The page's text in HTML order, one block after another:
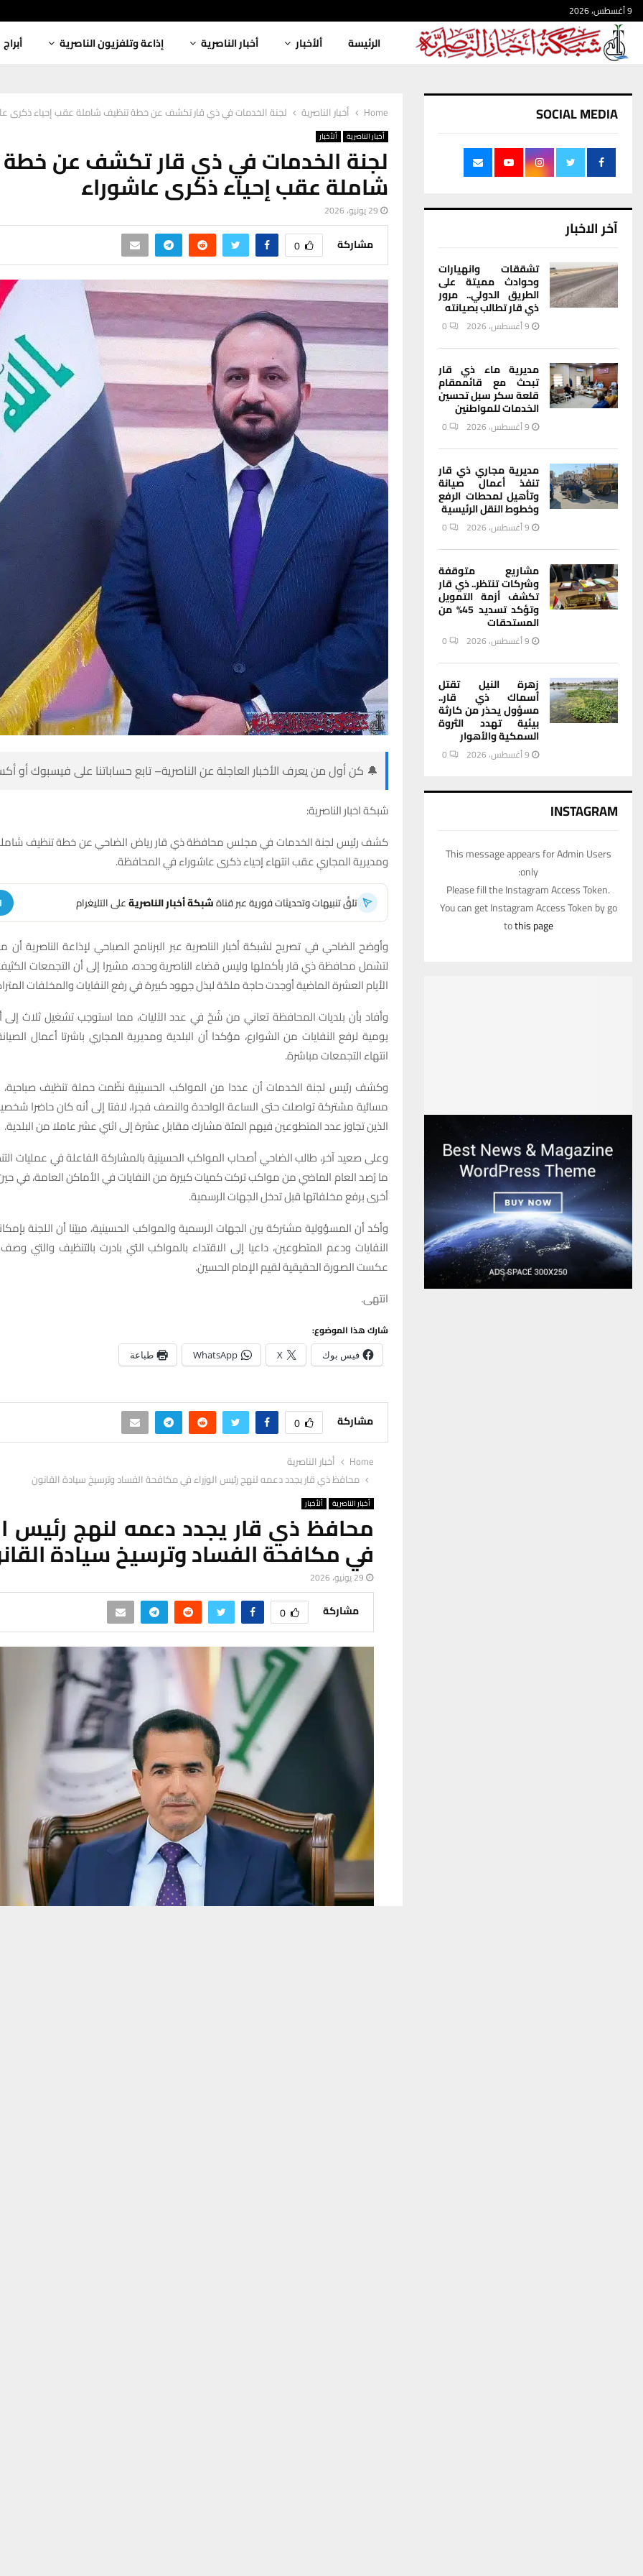
9 أغسطس، 2026
الرئيسة ألأخبار أخبار الناصرية إذاعة وتلفزيون الناصرية أبراج
Home أخبار الناصرية لجنة الخدمات في ذي قار تكشف عن خطة تنظيف شاملة عقب إحياء ذكرى
أخبار الناصرية ألأخبار
لجنة الخدمات في ذي قار تكشف عن
شاملة عقب إحياء ذكرى عاشوراء
29 يونيو، 2026
مشاركة 0
🔔 كن أول من يعرف الأخبار العاجلة عن الناصرية– تابع حساباتنا على فيسبوك أو
شبكة اخبار الناصرية:
كشف رئيس لجنة الخدمات في مجلس محافظة ذي قار رياض الضاحي عن خطة تنظيف شاملة
ومديرية المجاري عقب انتهاء إحياء ذكرى عاشوراء في المحافظة.
تلقَّ تنبيهات وتحديثات فورية عبر قناةشبكة أخبار الناصريةعلى التليغرام
وأوضح الضاحي في تصريح لشبكة أخبار الناصرية عبر البرنامج الصباحي لإذاعة الناصرية أن
لتشمل محافظة ذي قار بأكملها وليس قضاء الناصرية وحده، مشيرا إلى أن التجمعات
الأيام العشرة الماضية أوجدت حاجة ملحّة لبذل جهود كبيرة في رفع النفايات والمخلفات
وأفاد بأن بلديات المحافظة تعاني من شُحّ في عدد الآليات، مما استوجب تشغيل ثلاث
يومية لرفع النفايات من الشوارع، مؤكدا أن البلدية ومديرية المجاري باشرتا أعمال
انتهاء التجمعات مباشرة.
وكشف رئيس لجنة الخدمات أن عددا من المواكب الحسينية نظّمت حملة تنظيف
مسائية مشتركة تواصلت حتى الساعة الواحدة والنصف فجرا، لافتا إلى أنه كان حاضرا
الذين تجاوز عدد المتطوعين فيهم المئة مشارك مقابل عشرة إلى اثني عشر عاملا من البلدية.
وعلى صعيد آخر، طالب الضاحي أصحاب المواكب الحسينية بالمشاركة الفاعلة في عمليات
ما رُصد العام الماضي من مواكب تركت كميات كبيرة من النفايات في الأماكن العامة، في
أخرى برفع مخلفاتها قبل تدخل الجهات الرسمية.
وأكد أن المسؤولية مشتركة بين الجهات الرسمية والمواكب الحسينية، مبيّنا أن اللجنة
النفايات ودعم المتطوعين، داعيا إلى الاقتداء بالمواكب التي بادرت بالتنظيف والتي
عكست الصورة الحقيقية لقيم الإمام الحسين.
انتهى.
شارك هذا الموضوع:
فيس بوك X
WhatsApp طباعة
مشاركة 0
Home
أخبار الناصرية
محافظ ذي قار يجدد دعمه لنهج رئيس الوزراء في مكافحة الفساد وترسيخ سيادة القانون
أخبار الناصرية ألأخبار
محافظ ذي قار يجدد دعمه لنهج رئيس
في مكافحة الفساد وترسيخ سيادة
29 يونيو، 2026
مشاركة 0
SOCIAL MEDIA
آخر الاخبار
تشققات وانهيارات
وحوادث مميتة على
الطريق الدولي.. مرور
ذي قار تطالب بصيانته
9 أغسطس، 2026 0
مديرية ماء ذي قار
تبحث مع قائممقام
قلعة سكر سبل تحسين
الخدمات للمواطنين
9 أغسطس، 2026 0
مديرية مجاري ذي قار
تنفذ أعمال صيانة
وتأهيل لمحطات الرفع
وخطوط النقل الرئيسية
9 أغسطس، 2026 0
مشاريع متوقفة
وشركات تنتظر.. ذي قار
تكشف أزمة التمويل
وتؤكد تسديد 45% من
المستحقات
9 أغسطس، 2026 0
زهرة النيل تقتل
أسماك ذي قار..
مسؤول يحذر من كارثة
بيئية تهدد الثروة
السمكية والأهوار
9 أغسطس، 2026 0
INSTAGRAM
This message appears for Admin Users
only:
Please fill the Instagram Access Token.
You can get Instagram Access Token by go
tothis page